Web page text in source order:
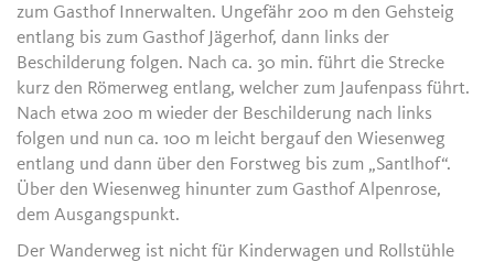
zum Gasthof Innerwalten. Ungefähr 200 m den Gehsteig
entlang bis zum Gasthof Jägerhof, dann links der
Beschilderung folgen. Nach ca. 30 min. führt die Strecke
kurz den Römerweg entlang, welcher zum Jaufenpass führt.
Nach etwa 200 m wieder der Beschilderung nach links
folgen und nun ca. 100 m leicht bergauf den Wiesenweg
entlang und dann über den Forstweg bis zum „Santlhof“.
Über den Wiesenweg hinunter zum Gasthof Alpenrose,
dem Ausgangspunkt.
Der Wanderweg ist nicht für Kinderwagen und Rollstühle